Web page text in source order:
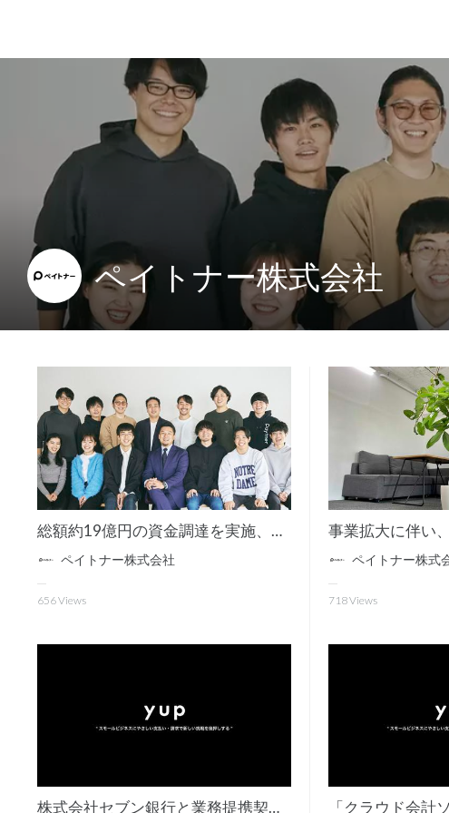
ペイトナー株式会社
総額約19億円の資金調達を実施、スモールビジネスに特化したキャッシュマネジメントプラットフォーム開発へ
ペイトナー株式会社
656Views
ペイトナー株式
718Views
株式会社セブン銀行と業務提携契約を締結